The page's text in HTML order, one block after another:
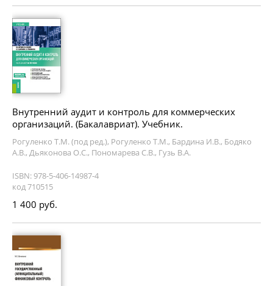
Внутренний аудит и контроль для коммерческих
организаций. (Бакалавриат). Учебник.
Рогуленко Т.М. (под ред.), Рогуленко Т.М., Бардина И.В., Бодяко
А.В., Дьяконова О.С., Пономарева С.В., Гузь В.А.
ISBN: 978-5-406-14987-4
код 710515
1 400 руб.